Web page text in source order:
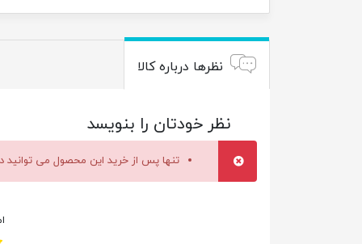
نظرها درباره کالا
نظر خودتان را بنویسد
تنها پس از خرید این محصول می توانید